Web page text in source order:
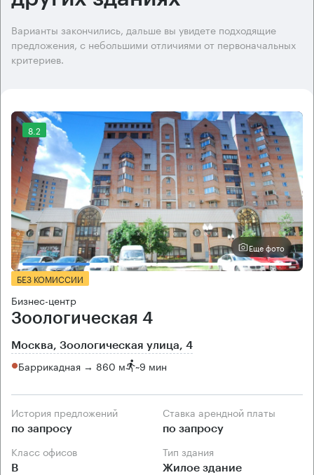
Варианты закончились, дальше вы увидете подходящие
предложения, с небольшими отличиями от первоначальных
критериев.
8.2
Еще фото
БЕЗ КОМИССИИ
Бизнес-центр
Зоологическая 4
Москва, Зоологическая улица, 4
Баррикадная → 860 м ~9 мин
История предложений
по запросу
Ставка арендной платы
по запросу
Класс офисов
B
Тип здания
Жилое здание